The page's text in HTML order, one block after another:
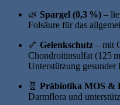
🌿 Spargel (0,3 %) –
Folsäure für das
🦴 Gelenkschutz – mit
Chondroitinsulfat (125
Unterstützung
🧬 Präbiotika MOS &
Darmflora und